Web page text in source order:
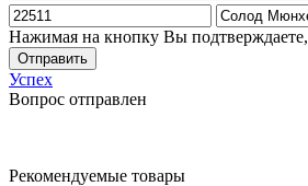
Нажимая на кнопку Вы
Отправить
Успех
Вопрос отправлен
Рекомендуемые товары